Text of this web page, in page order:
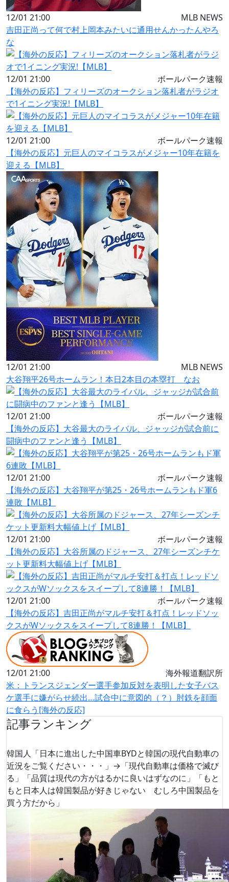
12/01 21:00
MLB NEWS
吉田正尚って何で村上岡本みたいに通用せんかったんやろ
な
12/01 21:00
ボールパーク速報
【海外の反応】フィリーズのオークション落札者がラジオ
で1イニング実況!【MLB】
12/01 21:00
ボールパーク速報
【海外の反応】元巨人のマイコラスがメジャー10年在籍を
迎える【MLB】
12/01 21:00
MLB NEWS
大谷翔平26号ホームラン！本日2本目の本塁打 なお
12/01 21:00
ボールパーク速報
【海外の反応】大谷最大のライバル、ジャッジが試合前に
闘病中のファンと逢う【MLB】
12/01 21:00
ボールパーク速報
【海外の反応】大谷翔平が第25・26号ホームランもド軍6
連敗【MLB】
12/01 21:00
ボールパーク速報
【海外の反応】大谷所属のドジャース、27年シーズンチケ
ット更新料大幅値上げ【MLB】
12/01 21:00
ボールパーク速報
【海外の反応】吉田正尚がマルチ安打＆打点！レッドソッ
クスがWソックスをスイープして8連勝！【MLB】
12/01 21:00
海外報道翻訳所
米：トランスジェンダー選手参加反対を表明した女子バス
ケ選手に嫌がらせ続出…試合中に意図的（？）肘鉄を顔面
に食らう[海外の反応]
記事ランキング
韓国人「日本に進出した中国車BYDと韓国の現代自動車の
近況をご覧ください・・・」→「現代自動車は価格で滅び
る」「品質は現代の方がはるかに良いはずなのに」「もと
もと日本人は韓国製品が好きじゃない むしろ中国製品を
買う方だから」